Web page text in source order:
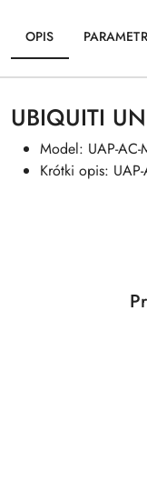
OPIS
UBIQUITI
Model: UAP-AC-
Krótki opis:
Pomiń